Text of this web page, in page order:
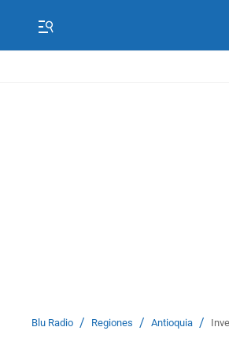
Blu Radio / Regiones / Antioquia /